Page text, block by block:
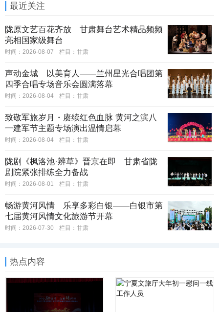
最近关注
陇原文艺百花齐放 甘肃舞台艺术精品频频
亮相国家级舞台
时间：2026-08-07 栏目： 甘肃
声动金城 以美育人——兰州星光合唱团第
四季合唱专场音乐会圆满落幕
时间：2026-08-04 栏目： 甘肃
致敬军旅岁月・赓续红色血脉 黄河之滨八
一建军节主题专场演出温情启幕
时间：2026-08-04 栏目： 甘肃
陇剧《枫洛池·辨草》晋京在即 甘肃省陇
剧院紧张排练全力备战
时间：2026-08-01 栏目： 甘肃
畅游黄河风情 乐享多彩白银——白银市第
七届黄河风情文化旅游节开幕
时间：2026-07-30 栏目： 甘肃
热点内容